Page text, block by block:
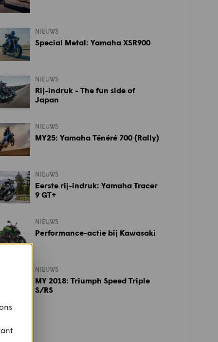
NIEUWS
Special Metal: Yamaha XSR900
NIEUWS
Rij-indruk - The fun side of
Japan
NIEUWS
MY25: Yamaha Ténéré 700 (Rally)
NIEUWS
Eerste rij-indruk: Yamaha Tracer
9 GT+
NIEUWS
Performance-actie bij Kawasaki
NIEUWS
MY 2018: Triumph Speed Triple
S/RS